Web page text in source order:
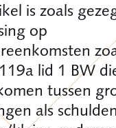
is zoals
op
lid 1 BW
tussen
als